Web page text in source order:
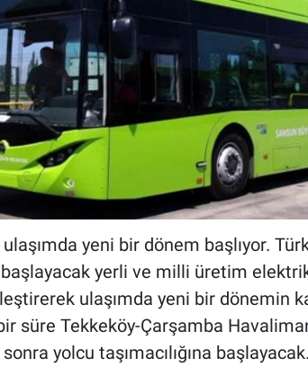
yeni bir dönem başlıyor.
yerli ve milli üretim
ulaşımda yeni bir dönemin
süre Tekkeköy-Çarşamba
yolcu taşımacılığına